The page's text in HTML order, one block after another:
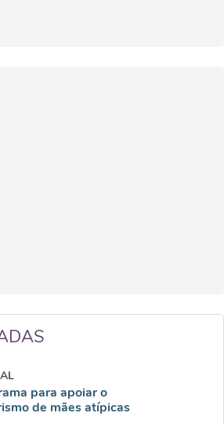
para apoiar o
de mães atípicas